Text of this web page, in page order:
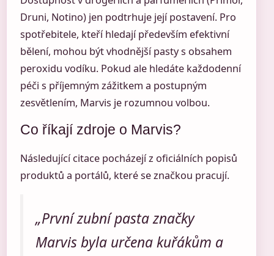
Druni, Notino) jen podtrhuje její postavení. Pro
spotřebitele, kteří hledají především efektivní
bělení, mohou být vhodnější pasty s obsahem
peroxidu vodíku. Pokud ale hledáte každodenní
péči s příjemným zážitkem a postupným
zesvětlením, Marvis je rozumnou volbou.
Co říkají zdroje o Marvis?
Následující citace pocházejí z oficiálních popisů
produktů a portálů, které se značkou pracují.
„První zubní pasta značky
Marvis byla určena kuřákům a